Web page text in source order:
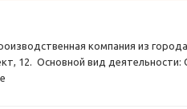
компания из
12. Основной вид